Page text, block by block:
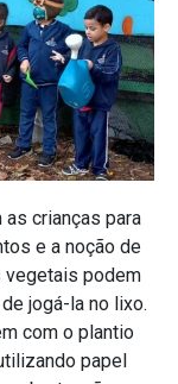
crianças para
e a noção de
vegetais podem
jogá-la no lixo.
com o plantio
papel